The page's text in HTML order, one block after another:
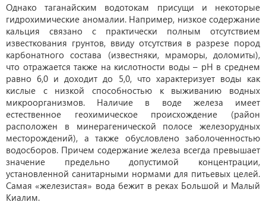
Однако таганайским водотокам присущи и некоторые
гидрохимические аномалии. Например, низкое содержание
кальция связано с практически полным отсутствием
известкования грунтов, ввиду отсутствия в разрезе пород
карбонатного состава (известняки, мраморы, доломиты),
что отражается также на кислотности воды – рН в среднем
равно 6,0 и доходит до 5,0, что характеризует воды как
кислые с низкой способностью к выживанию водных
микроорганизмов. Наличие в воде железа имеет
естественное геохимическое происхождение (район
расположен в минерагенической полосе железорудных
месторождений), а также обусловлено заболоченностью
водосборов. Причем содержание железа всегда превышает
значение предельно допустимой концентрации,
установленной санитарными нормами для питьевых целей.
Самая «железистая» вода бежит в реках Большой и Малый
Киалим.